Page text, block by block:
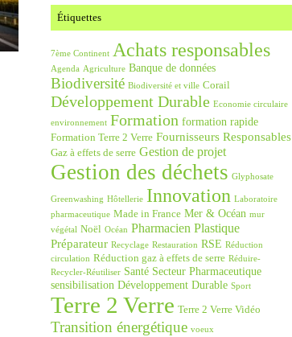
Étiquettes
7ème Continent Achats responsables
Agenda Agriculture Banque de données
Biodiversité Biodiversité et ville Corail
Développement Durable Economie circulaire
environnement Formation formation rapide
Formation Terre 2 Verre Fournisseurs Responsables
Gaz à effets de serre Gestion de projet
Gestion des déchets Glyphosate
Greenwashing Hôtellerie Innovation Laboratoire
pharmaceutique Made in France Mer & Océan mur
végétal Noël Océan Pharmacien Plastique
Préparateur Recyclage Restauration RSE Réduction
circulation Réduction gaz à effets de serre Réduire-
Recycler-Réutiliser Santé Secteur Pharmaceutique
sensibilisation Développement Durable Sport
Terre 2 Verre Terre 2 Verre Vidéo
Transition énergétique voeux